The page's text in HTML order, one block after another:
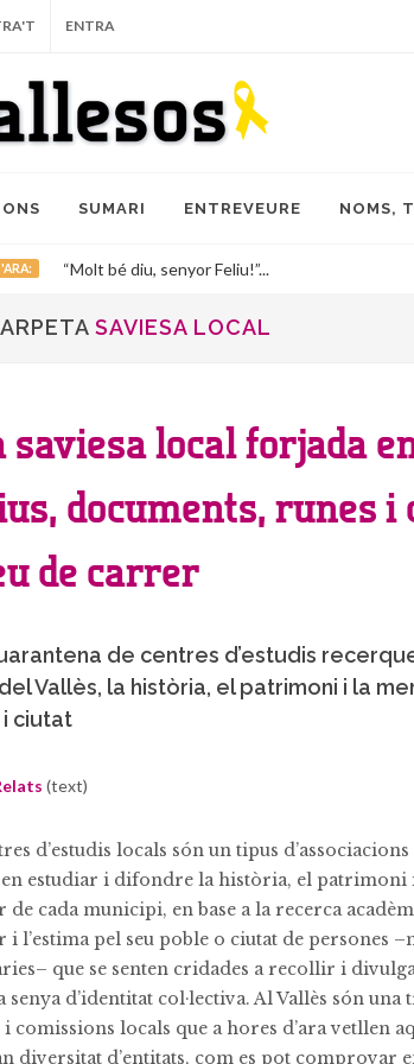
ENTRA
SUMARI ENTREVEURE NOMS,
“Molt bé diu, senyor Feliu!”...
SAVIESA LOCAL
saviesa local forjada
documents, runes i
de carrer
de centres d’estudis
Vallès, la història, el patrimoni i la
ciutat
(text)
d’estudis locals són un tipus
estudiar i difondre la història, el patrimoni
de cada municipi, en base a la recerca
i l’estima pel seu poble o ciutat de persones
que se senten cridades a recollir i
senya d’identitat col·lectiva. Al Vallès són una
i comissions locals que a hores d’ara vetllen
diversitat d’entitats, com es pot comprovar